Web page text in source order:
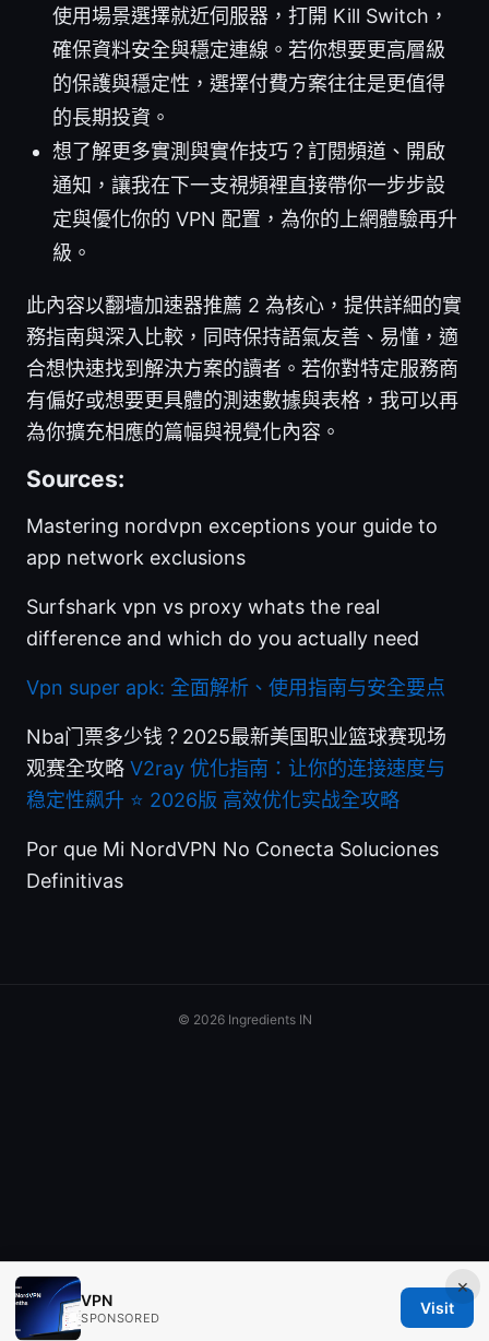
使用場景選擇就近伺服器，打開 Kill Switch，
確保資料安全與穩定連線。若你想要更高層級
的保護與穩定性，選擇付費方案往往是更值得
的長期投資。
想了解更多實測與實作技巧？訂閱頻道、開啟
通知，讓我在下一支視頻裡直接帶你一步步設
定與優化你的 VPN 配置，為你的上網體驗再升
級。
此內容以翻墙加速器推薦 2 為核心，提供詳細的實
務指南與深入比較，同時保持語氣友善、易懂，適
合想快速找到解決方案的讀者。若你對特定服務商
有偏好或想要更具體的測速數據與表格，我可以再
為你擴充相應的篇幅與視覺化內容。
Sources:
Mastering nordvpn exceptions your guide to
app network exclusions
Surfshark vpn vs proxy whats the real
difference and which do you actually need
Vpn super apk: 全面解析、使用指南与安全要点
Nba门票多少钱？2025最新美国职业篮球赛现场
观赛全攻略 V2ray 优化指南：让你的连接速度与
稳定性飙升 ⭐ 2026版 高效优化实战全攻略
Por que Mi NordVPN No Conecta Soluciones
Definitivas
×
VPN
SPONSORED
Visit
© 2026 Ingredients IN